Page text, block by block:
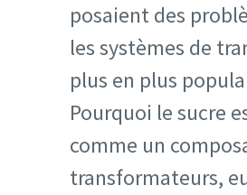
posaient des
les systèmes de
plus en plus
Pourquoi le sucre
comme un
transformateurs,